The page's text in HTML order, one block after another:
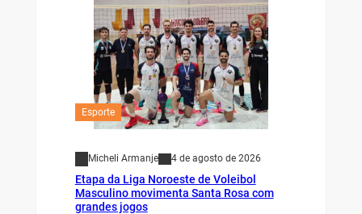
Esporte
Micheli Armanje 4 de agosto de 2026
Etapa da Liga Noroeste de Voleibol
Masculino movimenta Santa Rosa com
grandes jogos